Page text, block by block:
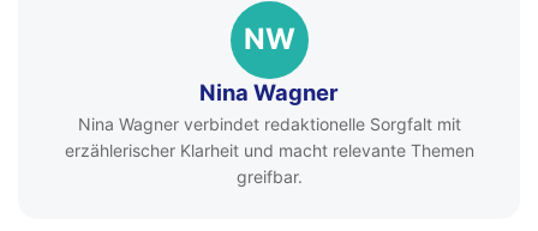
NW
Nina Wagner
Nina Wagner verbindet redaktionelle Sorgfalt mit
erzählerischer Klarheit und macht relevante Themen
greifbar.